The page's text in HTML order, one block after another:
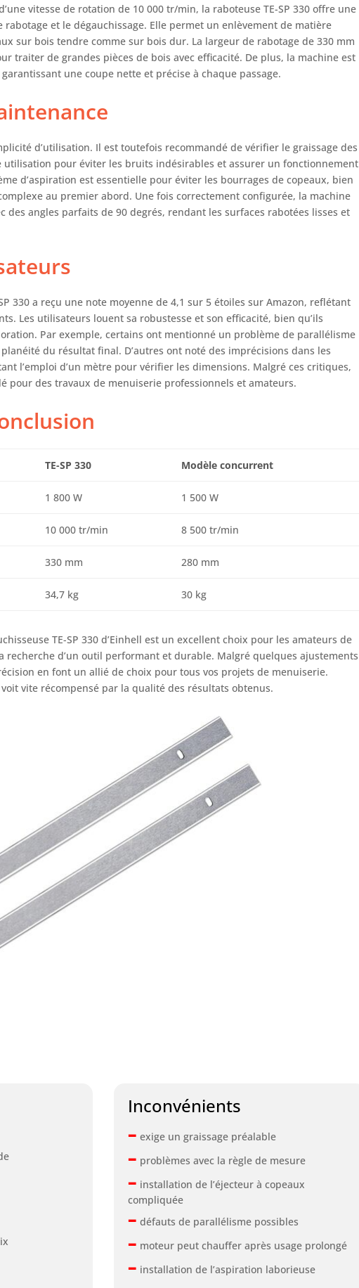
vitesse de rotation de 10 000 tr/min, la raboteuse TE-SP 330 offre une
et le dégauchissage. Elle permet un enlèvement de matière
sur bois tendre comme sur bois dur. La largeur de rabotage de 330 mm
traiter de grandes pièces de bois avec efficacité. De plus, la machine est
une coupe nette et précise à chaque passage.
d’utilisation. Il est toutefois recommandé de vérifier le graissage des
utilisation pour éviter les bruits indésirables et assurer un fonctionnement
d’aspiration est essentielle pour éviter les bourrages de copeaux, bien
au premier abord. Une fois correctement configurée, la machine
des angles parfaits de 90 degrés, rendant les surfaces rabotées lisses et
330 a reçu une note moyenne de 4,1 sur 5 étoiles sur Amazon, reflétant
Les utilisateurs louent sa robustesse et son efficacité, bien qu’ils
Par exemple, certains ont mentionné un problème de parallélisme
du résultat final. D’autres ont noté des imprécisions dans les
l’emploi d’un mètre pour vérifier les dimensions. Malgré ces critiques,
pour des travaux de menuiserie professionnels et amateurs.
TE-SP 330 Modèle concurrent
1 800 W 1 500 W
10 000 tr/min 8 500 tr/min
330 mm 280 mm
34,7 kg 30 kg
TE-SP 330 d’Einhell est un excellent choix pour les amateurs de
recherche d’un outil performant et durable. Malgré quelques ajustements
en font un allié de choix pour tous vos projets de menuiserie.
vite récompensé par la qualité des résultats obtenus.
Inconvénients
– exige un graissage préalable
– problèmes avec la règle de mesure
– installation de l’éjecteur à copeaux
compliquée
– défauts de parallélisme possibles
– moteur peut chauffer après usage prolongé
– installation de l’aspiration laborieuse